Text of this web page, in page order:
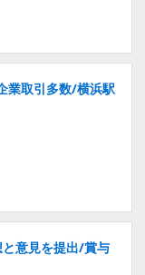
業取引多数/横浜駅
意見を提出/賞与